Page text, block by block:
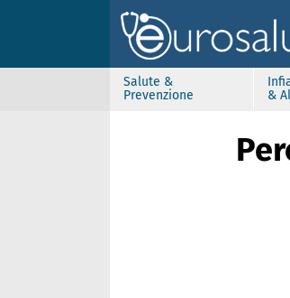
Salute &
Prevenzione
&